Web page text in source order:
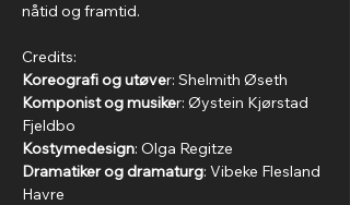
nåtid og framtid.
Credits:
Koreografi og utøver: Shelmith Øseth
Komponist og musiker: Øystein Kjørstad
Fjeldbo
Kostymedesign: Olga Regitze
Dramatiker og dramaturg: Vibeke Flesland
Havre